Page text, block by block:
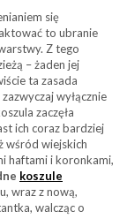
się
to ubranie
Z tego
– żaden jej
ta zasada
wyłącznie
zaczęła
ich coraz bardziej
wśród wiejskich
haftami i koronkami,
koszule
wraz z nową,
walcząc o